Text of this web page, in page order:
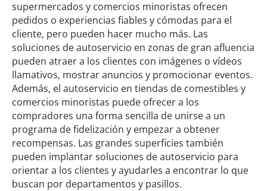
supermercados y comercios minoristas ofrecen
pedidos o experiencias fiables y cómodas para el
cliente, pero pueden hacer mucho más. Las
soluciones de autoservicio en zonas de gran afluencia
pueden atraer a los clientes con imágenes o vídeos
llamativos, mostrar anuncios y promocionar eventos.
Además, el autoservicio en tiendas de comestibles y
comercios minoristas puede ofrecer a los
compradores una forma sencilla de unirse a un
programa de fidelización y empezar a obtener
recompensas. Las grandes superficies también
pueden implantar soluciones de autoservicio para
orientar a los clientes y ayudarles a encontrar lo que
buscan por departamentos y pasillos.